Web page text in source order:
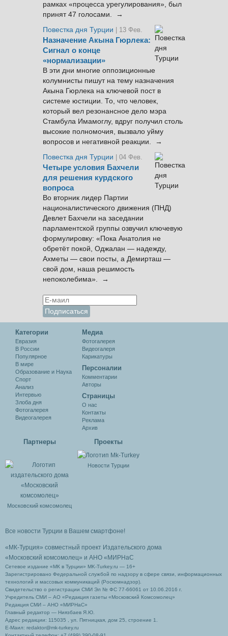
рамках «процесса урегулирования», был
принят 47 голосами. →
Повестка дня Турции
| 13 Фев.
Назначение Акына Гюрлека:
Сигнал о конце
«нормализации»
В эти дни многие оппозиционные
колумнисты пишут на тему назначения
Акына Гюрлека на ключевой пост в
системе юстиции. То, что человек,
который вел резонансное дело мэра
Стамбула Имамоглу, вдруг получил столь
высокие полномочия, вызвало уйму
вопросов и негативной реакции. →
Повестка дня Турции
| 04 Фев.
Четыре условия Бахчели
для решения курдского
вопроса
Во вторник лидер Партии
националистического движения (ПНД)
Девлет Бахчели на заседании
парламентской группы озвучил ключевую
формулировку: «Пока Анатолия не
обретёт покой, Оджалан — надежду,
Ахметы — свои посты, а Демирташ —
свой дом, наша решимость
непоколебима». →
Категории
Евразия
В России
Популярное
В мире
Образование и Наука
Спорт
Анализ
Интервью
Злоба дня
Фотогалерея
Видеогалерея
Медиа
Фотогалерея
Видеогалеря
Карикатуры
Персоналии
Комментарии
Авторы
Cтраницы
О нас
Контакты
Реклама
Архив
Партнеры
Московский комсомолец
Проекты
Новости Турции
Все новости Турции в Вашем смартфоне!
«МК-Турция» совместный проект Издательского дома
«Московский комсомолец» и АНО «МИРНаС
Сетевое издание «МК в Турции» MK-Turkey.ru — 16+
Зарегистрировано Федеральной службой по надзору в сфере связи, информационных
технологий и массовых коммуникаций (Роскомнадзор).
Свидетельство о регистрации СМИ Эл № ФС 77-66061 от 10.06.2016 г.
Учредитель СМИ – АО «Редакция газеты «Московский Комсомолец»
Редакция СМИ – АНО «МИРНаС»
Главный редактор — Ниязбаев Я.Ю.
Адрес редакции: 115035 , ул. Пятницкая, дом 25, строение 1.
Е-Маил: redaktor@mk-turkey.ru